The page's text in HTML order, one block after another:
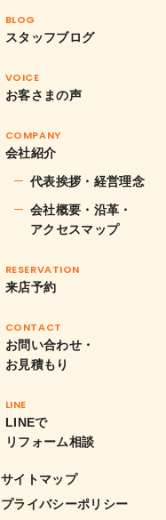
BLOG
スタッフブログ
VOICE
お客さまの声
COMPANY
会社紹介
代表挨拶・経営理念
会社概要・沿革・
アクセスマップ
RESERVATION
来店予約
CONTACT
お問い合わせ・
お見積もり
LINE
LINEで
リフォーム相談
サイトマップ
プライバシーポリシー